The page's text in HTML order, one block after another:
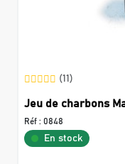
(11)
Jeu de charbons
Réf : 0848
En stock